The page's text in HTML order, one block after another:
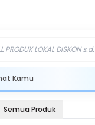
PRODUK LOKAL DISKON
Kamu
Semua Produk